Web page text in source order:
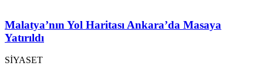
Malatya’nın Yol Haritası Ankara’da Masaya
Yatırıldı
SİYASET